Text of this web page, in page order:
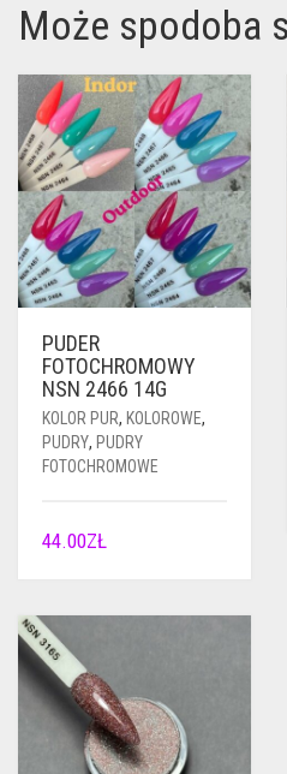
Może spodoba
PUDER
FOTOCHROMOWY
NSN 2466 14G
KOLOR PUR, KOLOROWE,
PUDRY, PUDRY
FOTOCHROMOWE
44.00ZŁ